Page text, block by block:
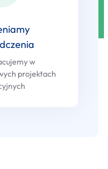
w
projektach